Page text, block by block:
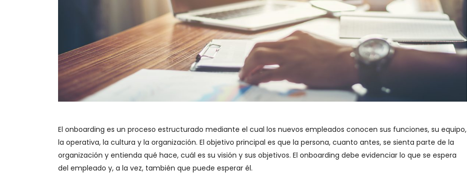
El onboarding es un proceso estructurado mediante el cual los nuevos empleados conocen sus funciones, su equipo,
la operativa, la cultura y la organización. El objetivo principal es que la persona, cuanto antes, se sienta parte de la
organización y entienda qué hace, cuál es su visión y sus objetivos. El onboarding debe evidenciar lo que se espera
del empleado y, a la vez, también que puede esperar él.